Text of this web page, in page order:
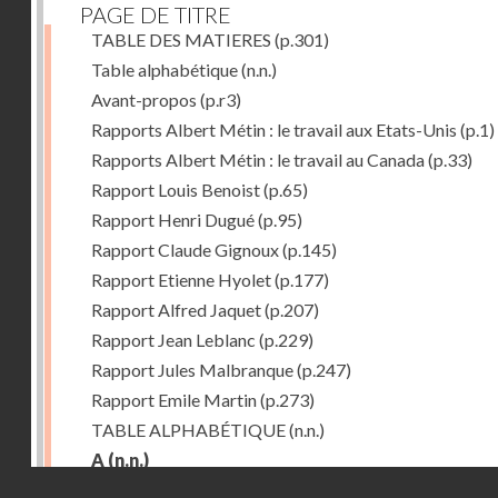
PAGE DE TITRE
TABLE DES MATIERES (p.301)
Table alphabétique(n.n.)
Avant-propos (p.r3)
Rapports Albert Métin : le travail aux Etats-Unis (p.1)
Rapports Albert Métin : le travail au Canada(p.33)
Rapport Louis Benoist(p.65)
Rapport Henri Dugué(p.95)
Rapport Claude Gignoux(p.145)
Rapport Etienne Hyolet(p.177)
Rapport Alfred Jaquet(p.207)
Rapport Jean Leblanc (p.229)
Rapport Jules Malbranque(p.247)
Rapport Emile Martin(p.273)
TABLE ALPHABÉTIQUE(n.n.)
A (n.n.)